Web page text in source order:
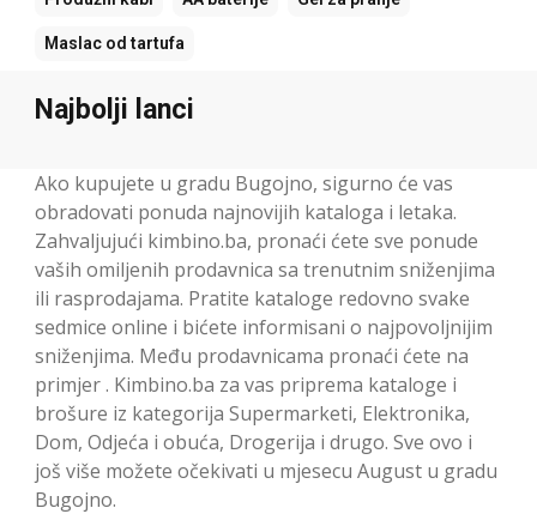
Maslac od tartufa
Najbolji lanci
Ako kupujete u gradu Bugojno, sigurno će vas
obradovati ponuda najnovijih kataloga i letaka.
Zahvaljujući kimbino.ba, pronaći ćete sve ponude
vaših omiljenih prodavnica sa trenutnim sniženjima
ili rasprodajama. Pratite kataloge redovno svake
sedmice online i bićete informisani o najpovoljnijim
sniženjima. Među prodavnicama pronaći ćete na
primjer . Kimbino.ba za vas priprema kataloge i
brošure iz kategorija Supermarketi, Elektronika,
Dom, Odjeća i obuća, Drogerija i drugo. Sve ovo i
još više možete očekivati u mjesecu August u gradu
Bugojno.